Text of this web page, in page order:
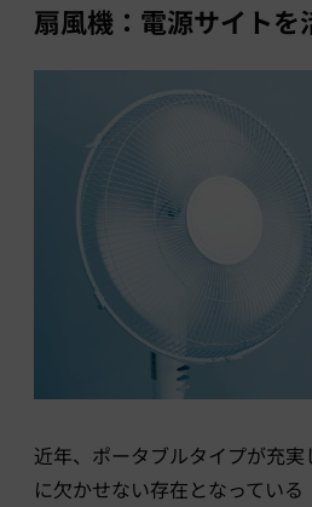
扇風機：電源サイトを
近年、ポータブルタイプが充
に欠かせない存在となってい